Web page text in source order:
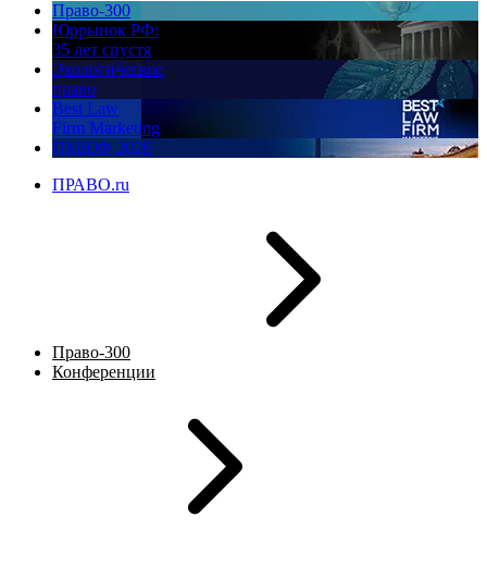
Право-300
Юррынок РФ:
35 лет спустя
Экологическое
право
Best Law
Firm Marketing
ПМЮФ 2026
ПРАВО.ru
Право-300
Конференции